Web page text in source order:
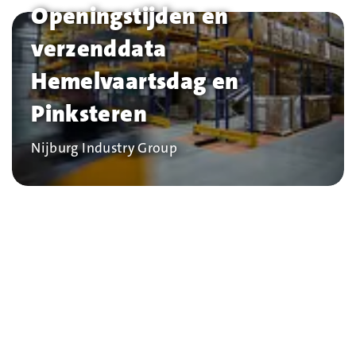
Openingstijden en
verzenddata
Hemelvaartsdag en
Pinksteren
Bedrijf
Nijburg Industry Group